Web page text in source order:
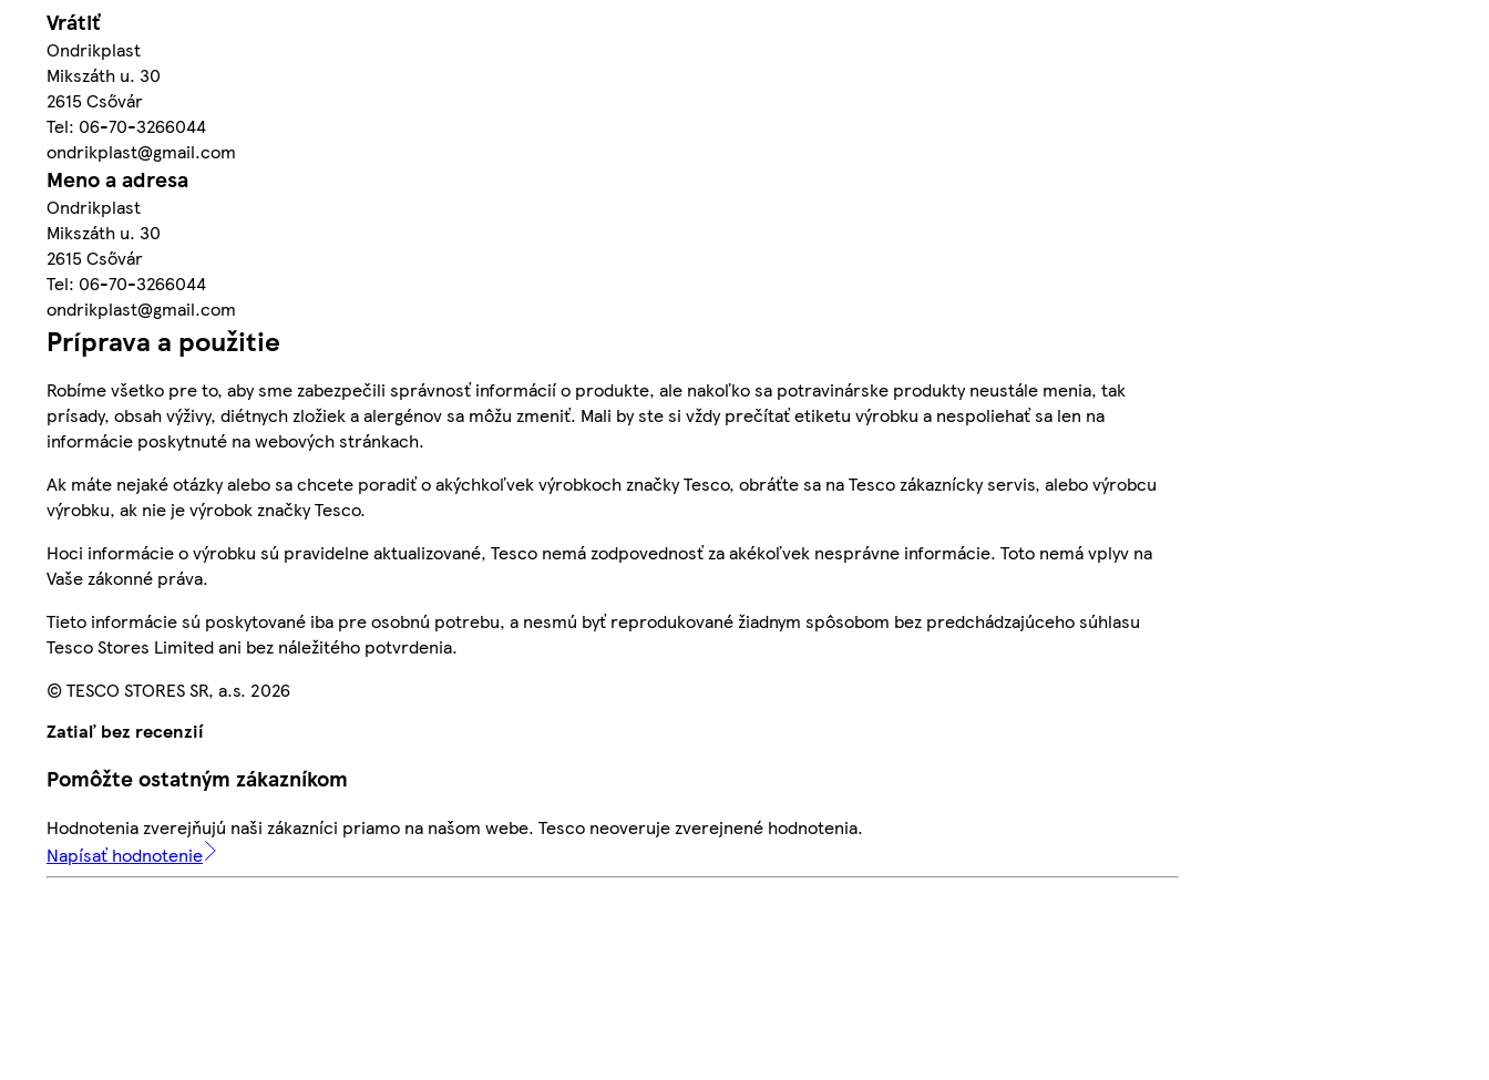
Vrátiť
Ondrikplast
Mikszáth u. 30
2615 Csővár
Tel: 06-70-3266044
ondrikplast@gmail.com
Meno a adresa
Ondrikplast
Mikszáth u. 30
2615 Csővár
Tel: 06-70-3266044
ondrikplast@gmail.com
Príprava a použitie
Robíme všetko pre to, aby sme zabezpečili správnosť informácií o produkte, ale nakoľko sa potravinárske produkty neustále menia, tak
prísady, obsah výživy, diétnych zložiek a alergénov sa môžu zmeniť. Mali by ste si vždy prečítať etiketu výrobku a nespoliehať sa len na
informácie poskytnuté na webových stránkach.
Ak máte nejaké otázky alebo sa chcete poradiť o akýchkoľvek výrobkoch značky Tesco, obráťte sa na Tesco zákaznícky servis, alebo výrobcu
výrobku, ak nie je výrobok značky Tesco.
Hoci informácie o výrobku sú pravidelne aktualizované, Tesco nemá zodpovednosť za akékoľvek nesprávne informácie. Toto nemá vplyv na
Vaše zákonné práva.
Tieto informácie sú poskytované iba pre osobnú potrebu, a nesmú byť reprodukované žiadnym spôsobom bez predchádzajúceho súhlasu
Tesco Stores Limited ani bez náležitého potvrdenia.
© TESCO STORES SR, a.s. 2026
Zatiaľ bez recenzií
Pomôžte ostatným zákazníkom
Hodnotenia zverejňujú naši zákazníci priamo na našom webe. Tesco neoveruje zverejnené hodnotenia.
Napísať hodnotenie